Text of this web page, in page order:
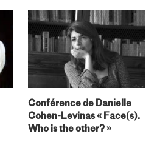
Conférence de Danielle
Cohen-Levinas « Face(s).
Who is the other? »